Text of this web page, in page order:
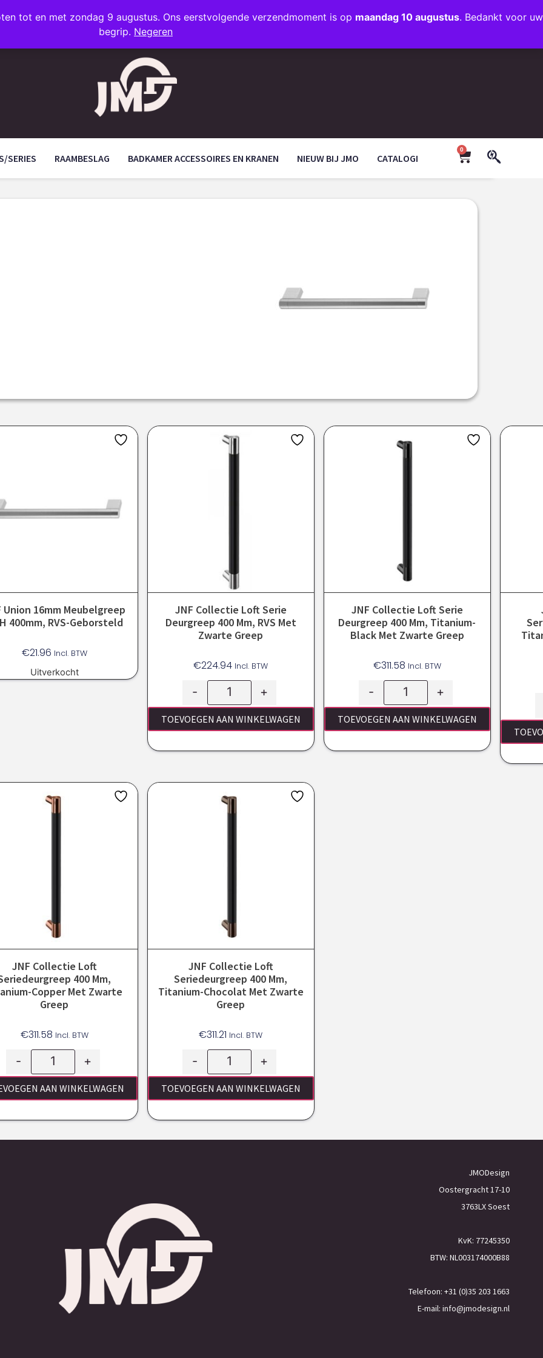
tot en met zondag 9 augustus. Ons eerstvolgende verzendmoment is op maandag 10 augustus. Bedankt voor uw
begrip. Negeren
INFO@JMODESIGN.NL
+31 (0)35 203 1663
SERIES RAAMBESLAG BADKAMER ACCESSOIRES EN KRANEN NIEUW BIJ JMO CATALOGI
0
Union 16mm Meubelgreep
400mm, RVS-Geborsteld
€21.96 Incl. BTW
Uitverkocht
JNF Collectie Loft Serie
Deurgreep 400 Mm, RVS Met
Zwarte Greep
€224.94 Incl. BTW
- +
TOEVOEGEN AAN WINKELWAGEN
JNF Collectie Loft Serie
Deurgreep 400 Mm, Titanium-
Black Met Zwarte Greep
€311.58 Incl. BTW
- +
TOEVOEGEN AAN WINKELWAGEN
JNF Collectie Loft
400 Mm,
Copper Met Zwarte
Greep
€311.58 Incl. BTW
- +
AAN WINKELWAGEN
JNF Collectie Loft
Seriedeurgreep 400 Mm,
Titanium-Chocolat Met Zwarte
Greep
€311.21 Incl. BTW
- +
TOEVOEGEN AAN WINKELWAGEN
JMODesign
Oostergracht 17-10
3763LX Soest
KvK: 77245350
BTW: NL003174000B88
Telefoon: +31 (0)35 203 1663
E-mail: info@jmodesign.nl